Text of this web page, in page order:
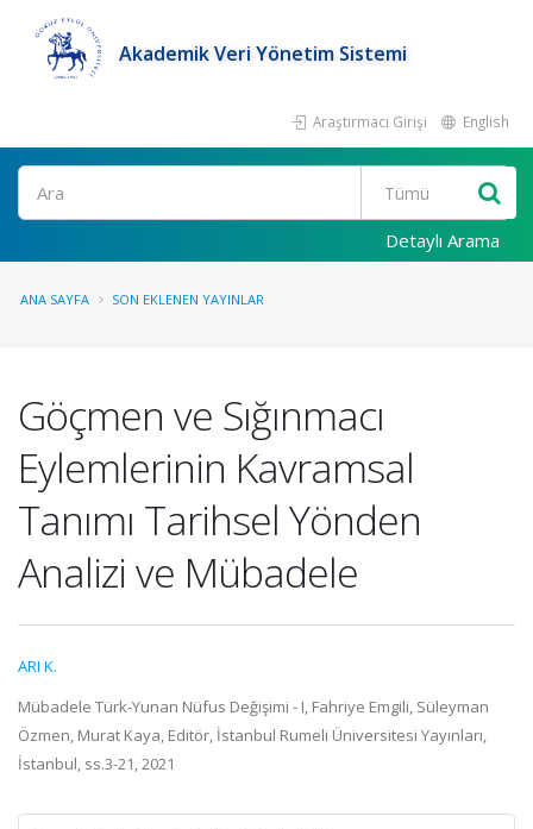
Akademik Veri Yönetim Sistemi
Araştırmacı Girişi English
Ara
Detaylı Arama
ANA SAYFA SON EKLENEN YAYINLAR
Göçmen ve Sığınmacı
Eylemlerinin Kavramsal
Tanımı Tarihsel Yönden
Analizi ve Mübadele
ARI K.
Mübadele Türk-Yunan Nüfus Değişimi - I, Fahriye Emgili, Süleyman
Özmen, Murat Kaya, Editör, İstanbul Rumeli Üniversitesi Yayınları,
İstanbul, ss.3-21, 2021